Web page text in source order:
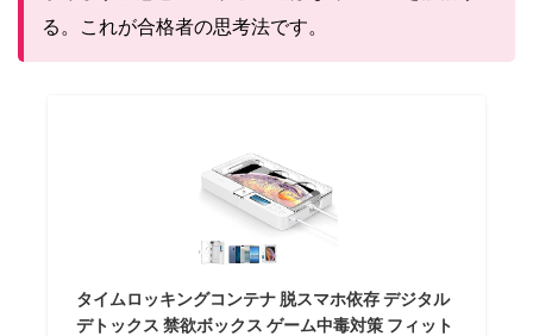
る。これが合格者の思考法です。
タイムロッキングコンテナ 脱スマホ依存 デジタル
デトックス 禁欲ボックス ゲーム中毒対策 フィット